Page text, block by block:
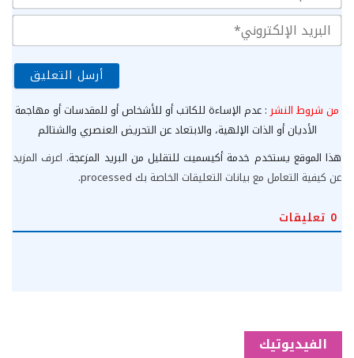
من شروط النشر: عدم الإساءة للكاتب أو للأشخاص أو للمقدسات أو مهاجمة
الأديان أو الذات الإلهية، والابتعاد عن التحريض العنصري والشتائم
هذا الموقع يستخدم خدمة أكيسميت للتقليل من البريد المزعجة. اعرف المزيد
عن كيفية التعامل مع بيانات التعليقات الخاصة بك processed
.
0 تعليقات
الفيديوتيك